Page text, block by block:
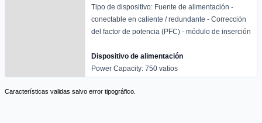
Tipo de dispositivo: Fuente de alimentación -
conectable en caliente / redundante - Corrección
del factor de potencia (PFC) - módulo de inserción
Dispositivo de alimentación
Power Capacity: 750 vatios
Características validas salvo error tipográfico.